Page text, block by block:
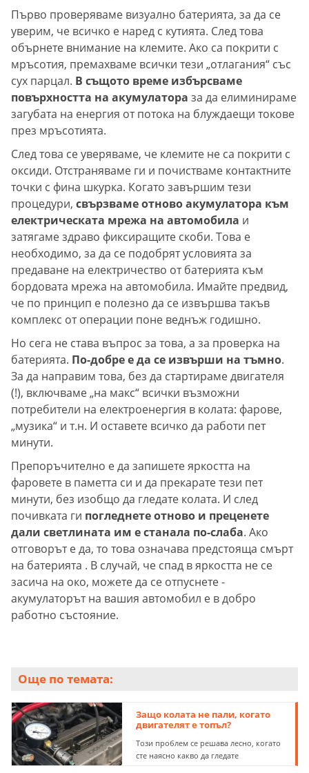
Първо проверяваме визуално батерията, за да се
уверим, че всичко е наред с кутията. След това
обърнете внимание на клемите. Ако са покрити с
мръсотия, премахваме всички тези „отлагания“ със
сух парцал. В същото време избърсваме
повърхността на акумулатора за да елиминираме
загубата на енергия от потока на блуждаещи токове
през мръсотията.
След това се уверяваме, че клемите не са покрити с
оксиди. Отстраняваме ги и почистваме контактните
точки с фина шкурка. Когато завършим тези
процедури, свързваме отново акумулатора към
електрическата мрежа на автомобила и
затягаме здраво фиксиращите скоби. Това е
необходимо, за да се подобрят условията за
предаване на електричество от батерията към
бордовата мрежа на автомобила. Имайте предвид,
че по принцип е полезно да се извършва такъв
комплекс от операции поне веднъж годишно.
Но сега не става въпрос за това, а за проверка на
батерията. По-добре е да се извърши на тъмно.
За да направим това, без да стартираме двигателя
(!), включваме „на макс“ всички възможни
потребители на електроенергия в колата: фарове,
„музика“ и т.н. И оставете всичко да работи пет
минути.
Препоръчително е да запишете яркостта на
фаровете в паметта си и да прекарате тези пет
минути, без изобщо да гледате колата. И след
почивката ги погледнете отново и преценете
дали светлината им е станала по-слаба. Ако
отговорът е да, то това означава предстояща смърт
на батерията . В случай, че спад в яркостта не се
засича на око, можете да се отпуснете -
акумулаторът на вашия автомобил е в добро
работно състояние.
Още по темата:
Защо колата не пали, когато
двигателят е топъл?
Този проблем се решава лесно, когато
сте наясно какво да гледате